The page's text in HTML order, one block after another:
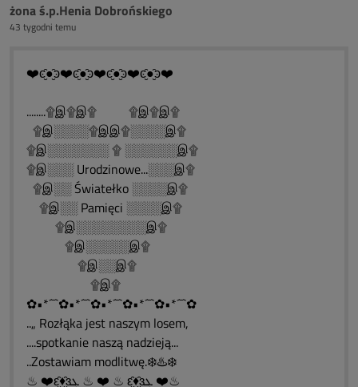
żona ś.p.Henia Dobrońskiego
43 tygodni temu
❤️ͼ̮̑●̮̑ͽ❤️ͼ̮̑●̮̑ͽ❤️ͼ̮̑●̮̑ͽ❤️ͼ̮̑●̮̑ͽ❤️
........۩இ۩இ۩ ۩இ۩இ۩
۩இ░░░░۩இஇ۩░░░░இ۩
۩இ░░░░░░░ ۩ ░░░░░░இ۩
۩இ░░░ Urodzinowe...░░░இ۩
۩இ░░ Światełko ░░░░இ۩
۩இ░░ Pamięci ░░░░இ۩
۩இ░░░░░░░░இ۩
۩இ░░░░░இ۩
۩இ░░இ۩
۩இ۩
✿•*´¯`✿•*´¯`✿•*´¯`✿•*´¯`✿•*´¯`✿
..„ Rozłąka jest naszym losem,
....spotkanie naszą nadzieją...
..Zostawiam modlitwę.❄️♨️❄️
♨ ❤️ԑ̮̑♦̮̑ɜܓ ♨ ❤️ ♨ ԑ̮̑♦̮̑ɜܓ ❤️♨